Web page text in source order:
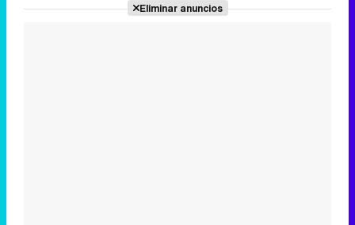
Eliminar anuncios